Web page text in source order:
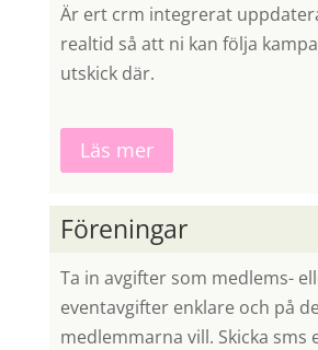
Är ert crm integrerat
realtid så att ni kan följa
utskick där.
Läs mer
Föreningar
Ta in avgifter som medlems-
eventavgifter enklare och på
medlemmarna vill. Skicka sms